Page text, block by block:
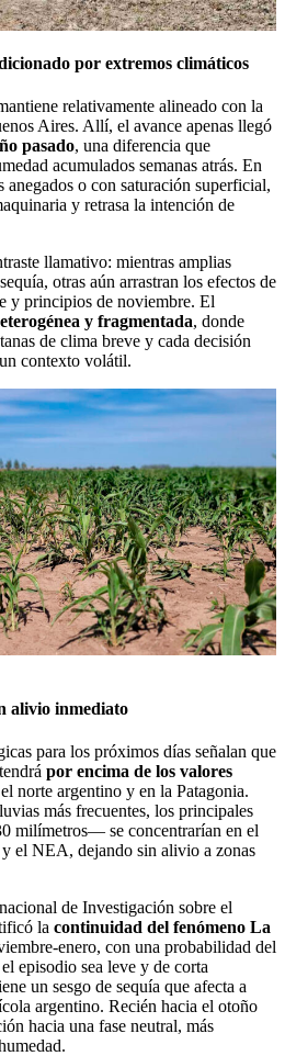
por extremos climáticos
relativamente alineado con la
Aires. Allí, el avance apenas llegó
pasado, una diferencia que
acumulados semanas atrás. En
anegados o con saturación superficial,
y retrasa la intención de
llamativo: mientras amplias
otras aún arrastran los efectos de
y principios de noviembre. El
y fragmentada, donde
de clima breve y cada decisión
contexto volátil.
alivio inmediato
para los próximos días señalan que
por encima de los valores
norte argentino y en la Patagonia.
más frecuentes, los principales
milímetros— se concentrarían en el
el NEA, dejando sin alivio a zonas
de Investigación sobre el
la continuidad del fenómeno La
enero, con una probabilidad del
episodio sea leve y de corta
un sesgo de sequía que afecta a
argentino. Recién hacia el otoño
hacia una fase neutral, más